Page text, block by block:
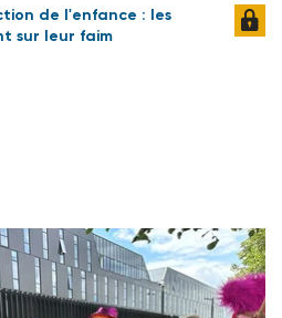
de l'enfance : les
sur leur faim